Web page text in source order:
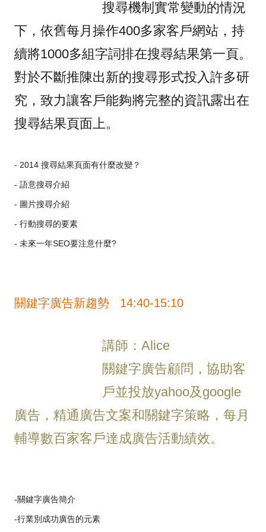
搜尋機制實常變動的情況
下，依舊每月操作400多家客戶網站，持
續將1000多組字詞排在搜尋結果第一頁。
對於不斷推陳出新的搜尋形式投入許多研
究，致力讓客戶能夠將完整的資訊露出在
搜尋結果頁面上。
- 2014 搜尋結果頁面有什麼改變？
- 語意搜尋介紹
- 圖片搜尋介紹
- 行動搜尋的要素
- 未來一年SEO要注意什麼?
關鍵字廣告新趨勢 14:40-15:10
講師：Alice
關鍵字廣告顧問，協助客
戶並投放yahoo及google
廣告，精通廣告文案和關鍵字策略，每月
輔導數百家客戶達成廣告活動績效。
-關鍵字廣告簡介
-行業別成功廣告的元素